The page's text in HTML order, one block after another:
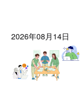
2026年08月14日